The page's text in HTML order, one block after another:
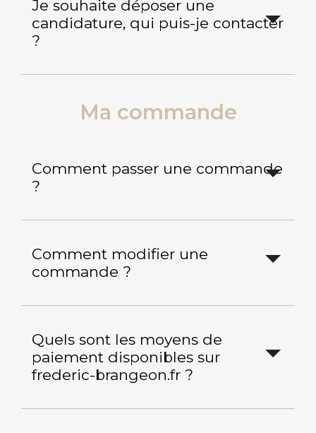
Je souhaite déposer une
candidature, qui puis-je contacter
?
Ma commande
Comment passer une commande
?
Comment modifier une
commande ?
Quels sont les moyens de
paiement disponibles sur
frederic-brangeon.fr ?